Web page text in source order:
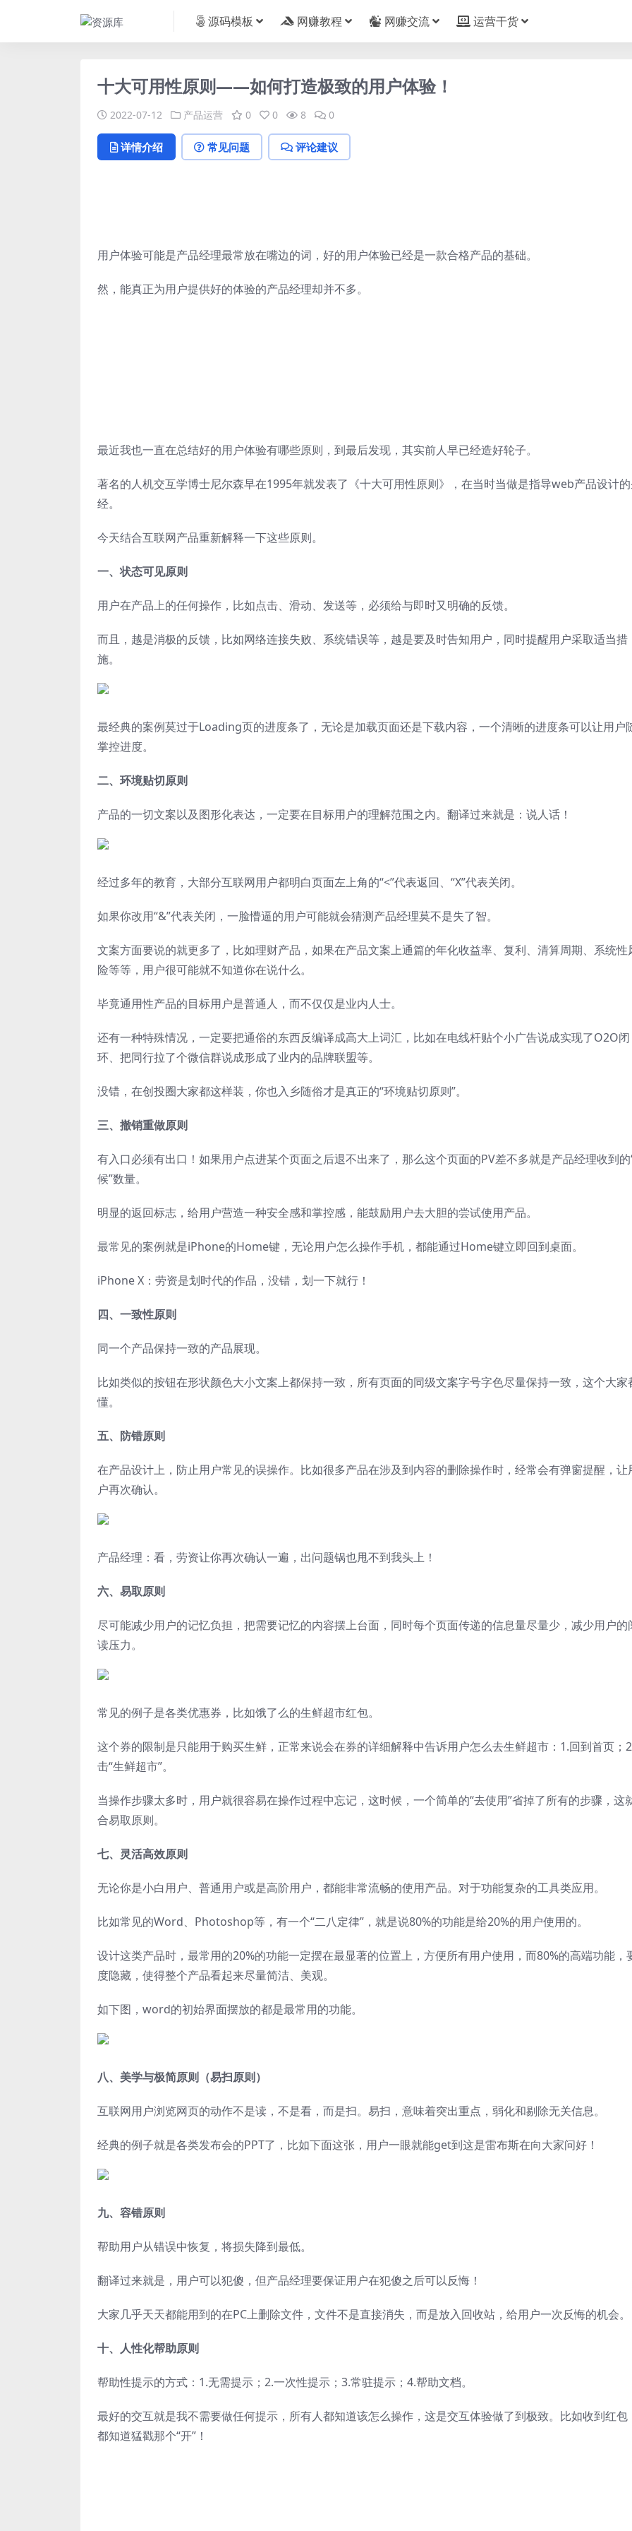
源码模板 网赚教程 网赚交流 运营干货
十大可用性原则——如何打造极致的用户体验！
2022-07-12 产品运营 0 0 8 0
详情介绍 常见问题 评论建议
用户体验可能是产品经理最常放在嘴边的词，好的用户体验已经是一款合格产品的基础。
然，能真正为用户提供好的体验的产品经理却并不多。
最近我也一直在总结好的用户体验有哪些原则，到最后发现，其实前人早已经造好轮子。
著名的人机交互学博士尼尔森早在1995年就发表了《十大可用性原则》，在当时当做是指导web产品设计
经。
今天结合互联网产品重新解释一下这些原则。
一、状态可见原则
用户在产品上的任何操作，比如点击、滑动、发送等，必须给与即时又明确的反馈。
而且，越是消极的反馈，比如网络连接失败、系统错误等，越是要及时告知用户，同时提醒用户采取适当措
施。
最经典的案例莫过于Loading页的进度条了，无论是加载页面还是下载内容，一个清晰的进度条可以让用户
掌控进度。
二、环境贴切原则
产品的一切文案以及图形化表达，一定要在目标用户的理解范围之内。翻译过来就是：说人话！
经过多年的教育，大部分互联网用户都明白页面左上角的“<”代表返回、“X”代表关闭。
如果你改用“&”代表关闭，一脸懵逼的用户可能就会猜测产品经理莫不是失了智。
文案方面要说的就更多了，比如理财产品，如果在产品文案上通篇的年化收益率、复利、清算周期、系统性
险等等，用户很可能就不知道你在说什么。
毕竟通用性产品的目标用户是普通人，而不仅仅是业内人士。
还有一种特殊情况，一定要把通俗的东西反编译成高大上词汇，比如在电线杆贴个小广告说成实现了O2O闭
环、把同行拉了个微信群说成形成了业内的品牌联盟等。
没错，在创投圈大家都这样装，你也入乡随俗才是真正的“环境贴切原则”。
三、撤销重做原则
有入口必须有出口！如果用户点进某个页面之后退不出来了，那么这个页面的PV差不多就是产品经理收到的
候”数量。
明显的返回标志，给用户营造一种安全感和掌控感，能鼓励用户去大胆的尝试使用产品。
最常见的案例就是iPhone的Home键，无论用户怎么操作手机，都能通过Home键立即回到桌面。
iPhone X：劳资是划时代的作品，没错，划一下就行！
四、一致性原则
同一个产品保持一致的产品展现。
比如类似的按钮在形状颜色大小文案上都保持一致，所有页面的同级文案字号字色尽量保持一致，这个大家
懂。
五、防错原则
在产品设计上，防止用户常见的误操作。比如很多产品在涉及到内容的删除操作时，经常会有弹窗提醒，让
户再次确认。
产品经理：看，劳资让你再次确认一遍，出问题锅也甩不到我头上！
六、易取原则
尽可能减少用户的记忆负担，把需要记忆的内容摆上台面，同时每个页面传递的信息量尽量少，减少用户的
读压力。
常见的例子是各类优惠券，比如饿了么的生鲜超市红包。
这个券的限制是只能用于购买生鲜，正常来说会在券的详细解释中告诉用户怎么去生鲜超市：1.回到首页；
击“生鲜超市”。
当操作步骤太多时，用户就很容易在操作过程中忘记，这时候，一个简单的“去使用”省掉了所有的步骤，这
合易取原则。
七、灵活高效原则
无论你是小白用户、普通用户或是高阶用户，都能非常流畅的使用产品。对于功能复杂的工具类应用。
比如常见的Word、Photoshop等，有一个“二八定律”，就是说80%的功能是给20%的用户使用的。
设计这类产品时，最常用的20%的功能一定摆在最显著的位置上，方便所有用户使用，而80%的高端功能，
度隐藏，使得整个产品看起来尽量简洁、美观。
如下图，word的初始界面摆放的都是最常用的功能。
八、美学与极简原则（易扫原则）
互联网用户浏览网页的动作不是读，不是看，而是扫。易扫，意味着突出重点，弱化和剔除无关信息。
经典的例子就是各类发布会的PPT了，比如下面这张，用户一眼就能get到这是雷布斯在向大家问好！
九、容错原则
帮助用户从错误中恢复，将损失降到最低。
翻译过来就是，用户可以犯傻，但产品经理要保证用户在犯傻之后可以反悔！
大家几乎天天都能用到的在PC上删除文件，文件不是直接消失，而是放入回收站，给用户一次反悔的机会。
十、人性化帮助原则
帮助性提示的方式：1.无需提示；2.一次性提示；3.常驻提示；4.帮助文档。
最好的交互就是我不需要做任何提示，所有人都知道该怎么操作，这是交互体验做了到极致。比如收到红包
都知道猛戳那个“开”！